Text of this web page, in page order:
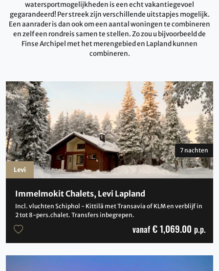
watersportmogelijkheden is een echt vakantiegevoel
gegarandeerd! Per streek zijn verschillende uitstapjes mogelijk.
Een aanrader is dan ook om een aantal woningen te combineren
en zelf een rondreis samen te stellen. Zo zou u bijvoorbeeld de
Finse Archipel met het merengebied en Lapland kunnen
combineren.
Immelmokit Chalets, Levi Lapland
Incl. vluchten Schiphol - Kittilä met Transavia of KLM en verblijf in
2 tot 8-pers.chalet. Transfers inbegrepen.
7 nachten
vanaf € 1,069.00 p.p.
Levi